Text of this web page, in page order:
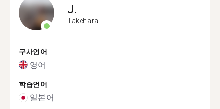
J.
Takehara
구사언어
영어
학습언어
일본어